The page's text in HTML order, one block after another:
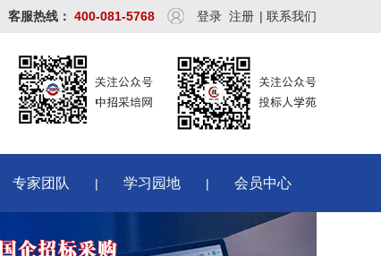
客服热线： 400-081-5768 登录 注册 | 联系我们
专家团队 | 学习园地 | 会员中心